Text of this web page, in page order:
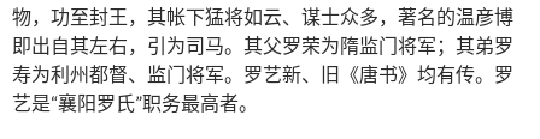
物，功至封王，其帐下猛将如云、谋士众多，著名的温彦博
即出自其左右，引为司马。其父罗荣为隋监门将军；其弟罗
寿为利州都督、监门将军。罗艺新、旧《唐书》均有传。罗
艺是“襄阳罗氏”职务最高者。